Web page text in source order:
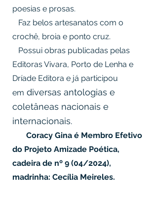
poesias e prosas.
Faz belos artesanatos com o
crochê, broia e ponto cruz.
Possui obras publicadas pelas
Editoras Vivara, Porto de Lenha e
Dríade Editora e já participou
em diversas antologias e
coletâneas nacionais e
internacionais.
Coracy Gina é Membro Efetivo
do Projeto Amizade Poética,
cadeira de nº 9 (04/2024),
madrinha: Cecília Meireles.